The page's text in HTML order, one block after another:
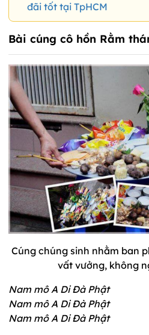
đãi tốt tại TpHCM
Bài cúng cô hồn Rằm
Cúng chúng sinh nhằm ban
vất vưởng, không
Nam mô A Di Đà Phật
Nam mô A Di Đà Phật
Nam mô A Di Đà Phật